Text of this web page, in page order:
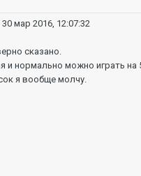
30 мар 2016, 12:07:32
сказано.
и нормально можно играть на
я вообще молчу.